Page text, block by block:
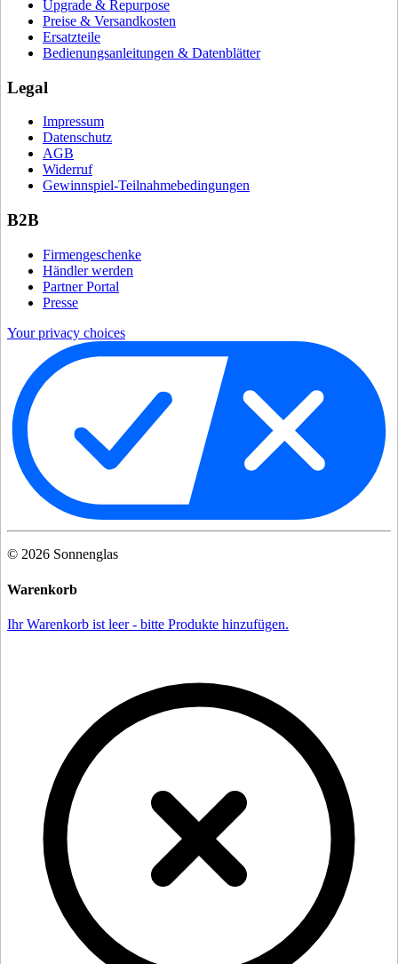
Upgrade & Repurpose
Preise & Versandkosten
Ersatzteile
Bedienungsanleitungen & Datenblätter
Legal
Impressum
Datenschutz
AGB
Widerruf
Gewinnspiel-Teilnahmebedingungen
B2B
Firmengeschenke
Händler werden
Partner Portal
Presse
Your privacy choices
© 2026 Sonnenglas
Warenkorb
Ihr Warenkorb ist leer - bitte Produkte hinzufügen.